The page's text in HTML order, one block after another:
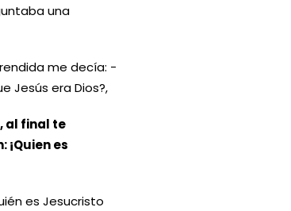
una
me decía: -
Jesús era Dios?,
al final te
es
es Jesucristo